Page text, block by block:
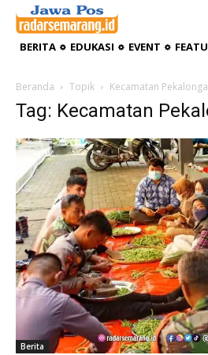
BERITA EDUKASI EVENT
Beranda Topik Kecamatan
Tag: Kecamatan
Berita